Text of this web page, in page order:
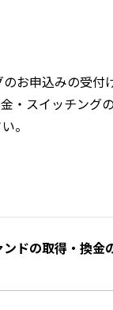
お申込みの受
・スイッチング
。
ドの取得・換金